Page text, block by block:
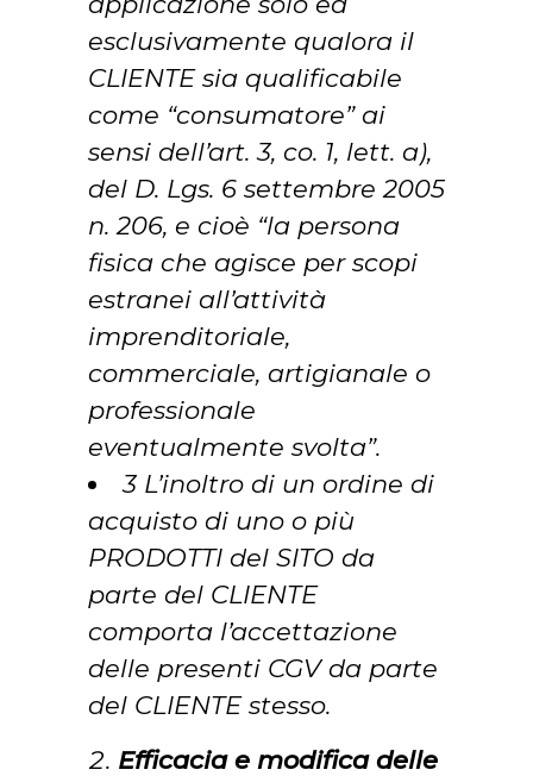
esclusivamente qualora il
CLIENTE sia qualificabile
come “consumatore” ai
sensi dell’art. 3, co. 1, lett. a),
del D. Lgs. 6 settembre 2005
n. 206, e cioè “la persona
fisica che agisce per scopi
estranei all’attività
imprenditoriale,
commerciale, artigianale o
professionale
eventualmente svolta”.
3 L’inoltro di un ordine di
acquisto di uno o più
PRODOTTI del SITO da
parte del CLIENTE
comporta l’accettazione
delle presenti CGV da parte
del CLIENTE stesso.
Efficacia e modifica delle